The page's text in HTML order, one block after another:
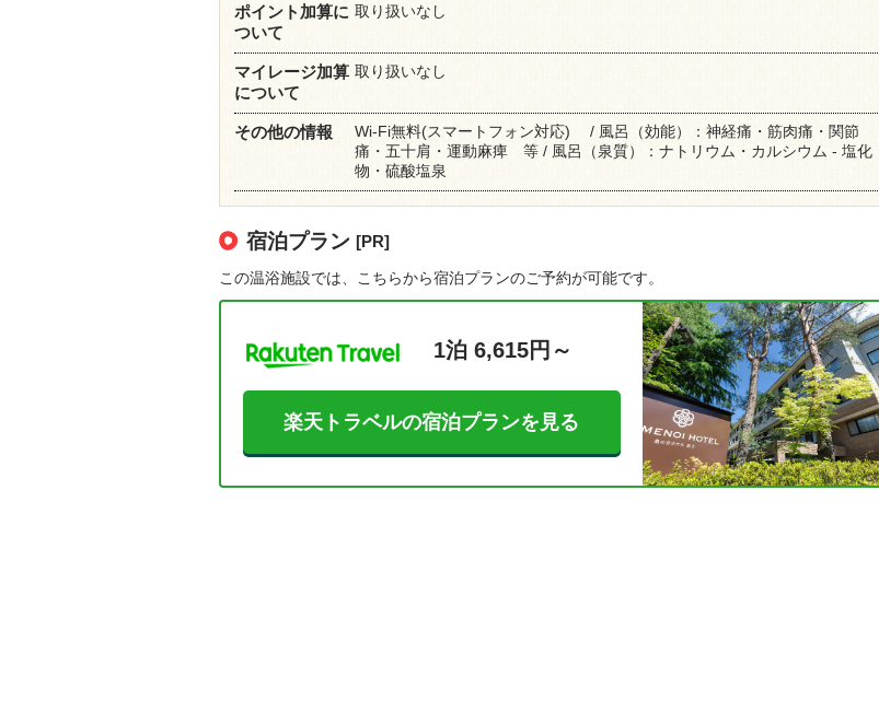
ポイント加算に
ついて
取り扱いなし
マイレージ加算
について
取り扱いなし
その他の情報
Wi-Fi無料(スマートフォン対応) / 風呂（効能）：神経痛・筋肉痛・関節
痛・五十肩・運動麻痺 等 / 風呂（泉質）：ナトリウム・カルシウム - 塩化
物・硫酸塩泉
宿泊プラン [PR]
この温浴施設では、こちらから宿泊プランのご予約が可能です。
1泊 6,615円～
楽天トラベルの宿泊プランを見る